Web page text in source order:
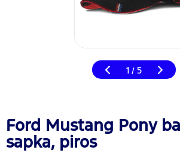
1 / 5
Ford Mustang Pony
sapka, piros